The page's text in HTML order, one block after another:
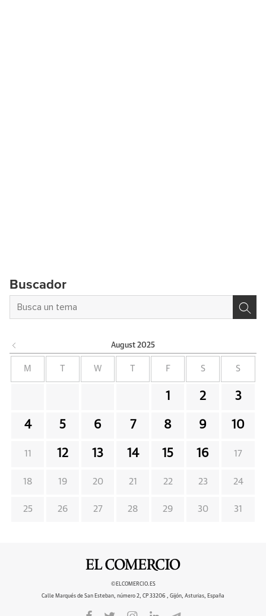
Buscador
August 2025
M W F S S
1 2 3
4 5 6 7 8 9 10
11 12 13 14 15 16 17
18 19 20 21 22 23 24
25 26 27 28 29 30 31
©ELCOMERCIO.ES
Calle Marqués de San Esteban, número 2, CP 33206 , Gijón, Asturias, España